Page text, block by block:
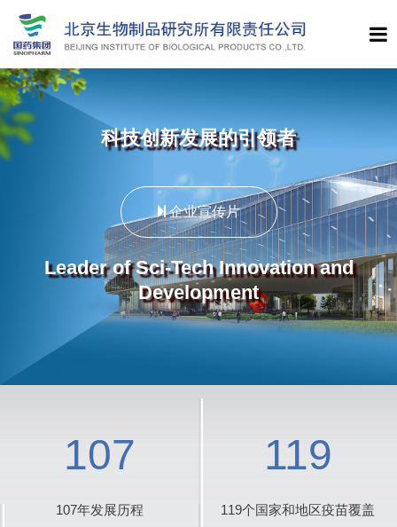
科技创新发展的引领者
企业宣传片
Leader of Sci-Tech Innovation and
Development
107
107年发展历程
119
119个国家和地区疫苗覆盖